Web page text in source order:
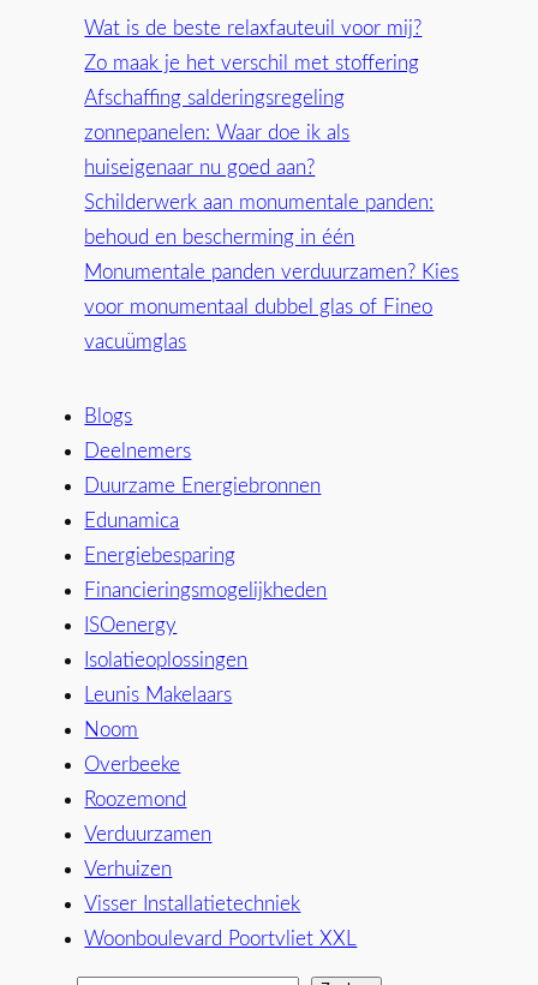
Wat is de beste relaxfauteuil voor mij?
Zo maak je het verschil met stoffering
Afschaffing salderingsregeling
zonnepanelen: Waar doe ik als
huiseigenaar nu goed aan?
Schilderwerk aan monumentale panden:
behoud en bescherming in één
Monumentale panden verduurzamen? Kies
voor monumentaal dubbel glas of Fineo
vacuümglas
Blogs
Deelnemers
Duurzame Energiebronnen
Edunamica
Energiebesparing
Financieringsmogelijkheden
ISOenergy
Isolatieoplossingen
Leunis Makelaars
Noom
Overbeeke
Roozemond
Verduurzamen
Verhuizen
Visser Installatietechniek
Woonboulevard Poortvliet XXL